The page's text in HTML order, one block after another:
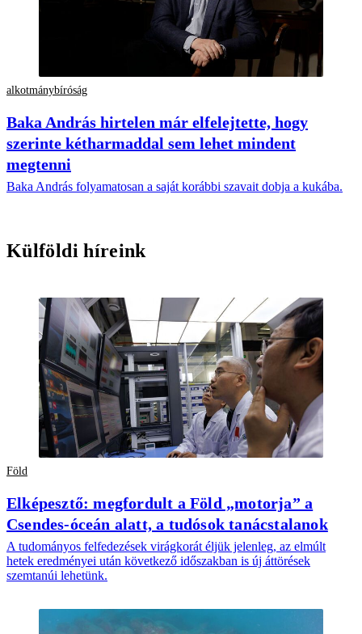
alkotmánybíróság
Baka András hirtelen már elfelejtette, hogy
szerinte kétharmaddal sem lehet mindent
megtenni
Baka András folyamatosan a saját korábbi szavait dobja a kukába.
Külföldi híreink
Föld
Elképesztő: megfordult a Föld „motorja” a
Csendes-óceán alatt, a tudósok tanácstalanok
A tudományos felfedezések virágkorát éljük jelenleg, az elmúlt
hetek eredményei után következő időszakban is új áttörések
szemtanúi lehetünk.